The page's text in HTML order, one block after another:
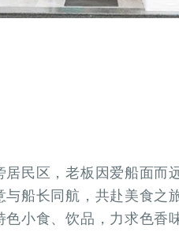
民区，老板因爱船面而
船长同航，共赴美食之
小食、饮品，力求色香